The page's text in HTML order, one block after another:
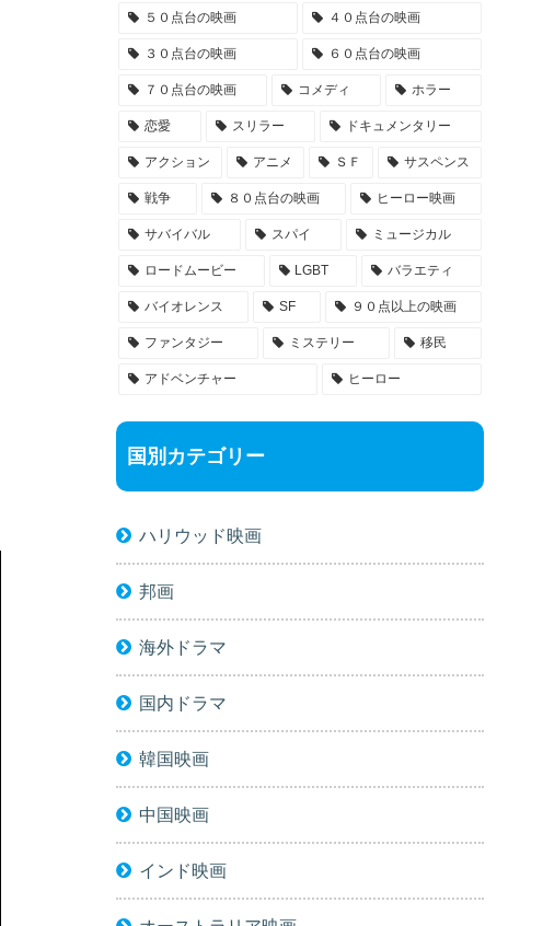
５０点台の映画 ４０点台の映画
３０点台の映画 ６０点台の映画
７０点台の映画 コメディ ホラー
恋愛 スリラー ドキュメンタリー
アクション アニメ ＳＦ サスペンス
戦争 ８０点台の映画 ヒーロー映画
サバイバル スパイ ミュージカル
ロードムービー LGBT バラエティ
バイオレンス SF ９０点以上の映画
ファンタジー ミステリー 移民
アドベンチャー ヒーロー
国別カテゴリー
ハリウッド映画
邦画
海外ドラマ
国内ドラマ
韓国映画
中国映画
インド映画